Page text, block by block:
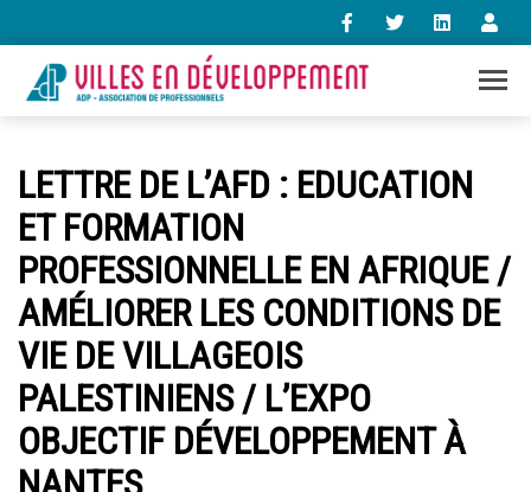
contact@villes-developpement.org
Accueil
L’association
Qui sommes-nous ?
Présentation vidéo
Le bureau
Statuts de l’association
Vie de l’association
Calendrier des activités
LETTRE DE L’AFD : EDUCATION
ET FORMATION
PROFESSIONNELLE EN AFRIQUE /
AMÉLIORER LES CONDITIONS DE
VIE DE VILLAGEOIS
PALESTINIENS / L’EXPO
OBJECTIF DÉVELOPPEMENT À